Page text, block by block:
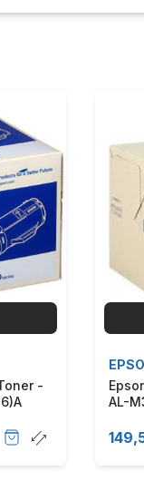
-
AL-